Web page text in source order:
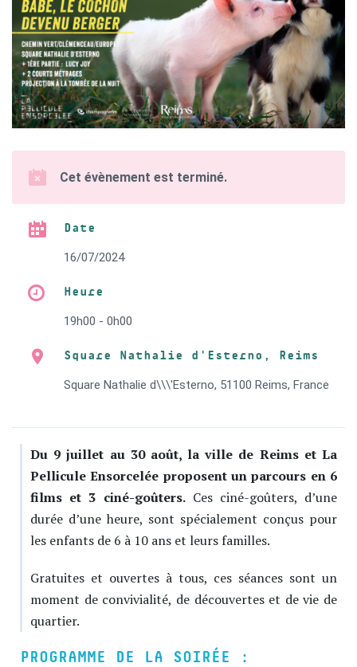
Cet évènement est terminé.
Date
16/07/2024
Heure
19h00 - 0h00
Square Nathalie d'Esterno, Reims
Square Nathalie d\\\'Esterno, 51100 Reims, France
Du 9 juillet au 30 août, la ville de Reims et La
Pellicule Ensorcelée proposent un parcours en 6
films et 3 ciné-goûters.Ces ciné-goûters, d’une
durée d’une heure, sont spécialement conçus pour
les enfants de 6 à 10 ans et leurs familles.
Gratuites et ouvertes à tous, ces séances sont un
moment de convivialité, de découvertes et de vie de
quartier.
PROGRAMME DE LA SOIRÉE :